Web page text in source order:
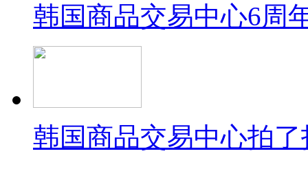
韩国商品交易中心6周
韩国商品交易中心拍